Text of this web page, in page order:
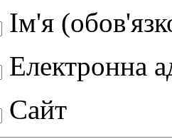
Ім'я
Електронна
Сайт